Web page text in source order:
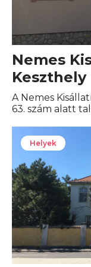
Nemes
Keszthely
A Nemes
63. szám alatt
Helyek